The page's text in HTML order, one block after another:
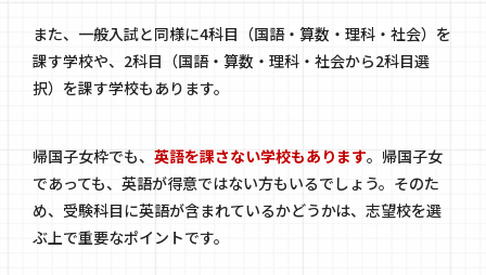
また、一般入試と同様に4科目（国語・算数・理科・社会）を
課す学校や、2科目（国語・算数・理科・社会から2科目選
択）を課す学校もあります。
帰国子女枠でも、 英語を課さない学校もあります。帰国子女
であっても、英語が得意ではない方もいるでしょう。そのた
め、受験科目に英語が含まれているかどうかは、志望校を選
ぶ上で重要なポイントです。